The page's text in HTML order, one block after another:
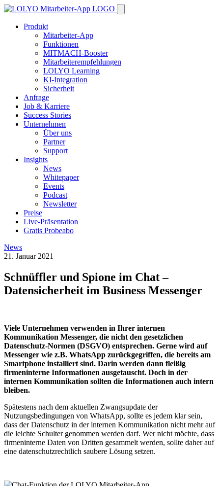
Produkt
Mitarbeiter-App
Funktionen
MITMACH-Booster
Mitarbeiterempfehlungen
LOLYO Learning
KI-Integration
Sicherheit
Anfrage
Job & Karriere
Success Stories
Unternehmen
Über uns
Partner
Support
Insights
News
Whitepaper
Events
Podcast
Newsletter
Preise
Live-Präsentation
Gratis Probeabo
News
21. Januar 2021
Schnüffler und Spione im Chat –
Datensicherheit im Business Messenger
Viele Unternehmen verwenden in Ihrer internen
Kommunikation Messenger, die nicht den gesetzlichen
Datenschutz-Normen (DSGVO) entsprechen. Gerne wird auf
Messenger wie z.B. WhatsApp zurückgegriffen, die bereits am
Smartphone installiert sind. Darin werden dann fleißig
firmeninterne Informationen ausgetauscht. Doch in der
internen Kommunikation sollten die Informationen auch intern
bleiben.
Spätestens nach dem aktuellen Zwangsupdate der
Nutzungsbedingungen von WhatsApp, sollte es jedem klar sein,
dass der Datenschutz in der internen Kommunikation nicht mehr auf
die leichte Schulter genommen werden darf. Wer nicht möchte, dass
firmeninterne Daten von Dritten gesammelt werden, sollte daher auf
eine datenschutzrechtlich saubere Lösung setzen.